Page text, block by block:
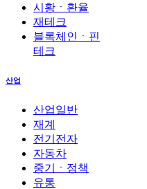
시황ㆍ환율
재테크
블록체인ㆍ핀
테크
산업
산업일반
재계
전기전자
자동차
중기ㆍ정책
유통